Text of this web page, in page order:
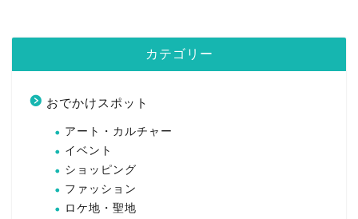
カテゴリー
おでかけスポット
アート・カルチャー
イベント
ショッピング
ファッション
ロケ地・聖地